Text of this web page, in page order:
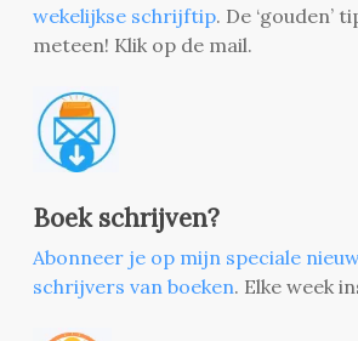
wekelijkse schrijftip. De ‘gouden’
meteen! Klik op de mail.
Boek schrijven?
Abonneer je op mijn speciale
schrijvers van boeken. Elke week